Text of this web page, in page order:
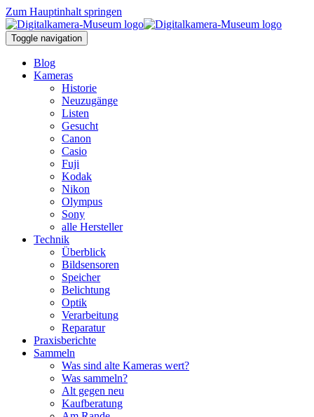
Zum Hauptinhalt springen
Toggle navigation
Blog
Kameras
Historie
Neuzugänge
Listen
Gesucht
Canon
Casio
Fuji
Kodak
Nikon
Olympus
Sony
alle Hersteller
Technik
Überblick
Bildsensoren
Speicher
Belichtung
Optik
Verarbeitung
Reparatur
Praxisberichte
Sammeln
Was sind alte Kameras wert?
Was sammeln?
Alt gegen neu
Kaufberatung